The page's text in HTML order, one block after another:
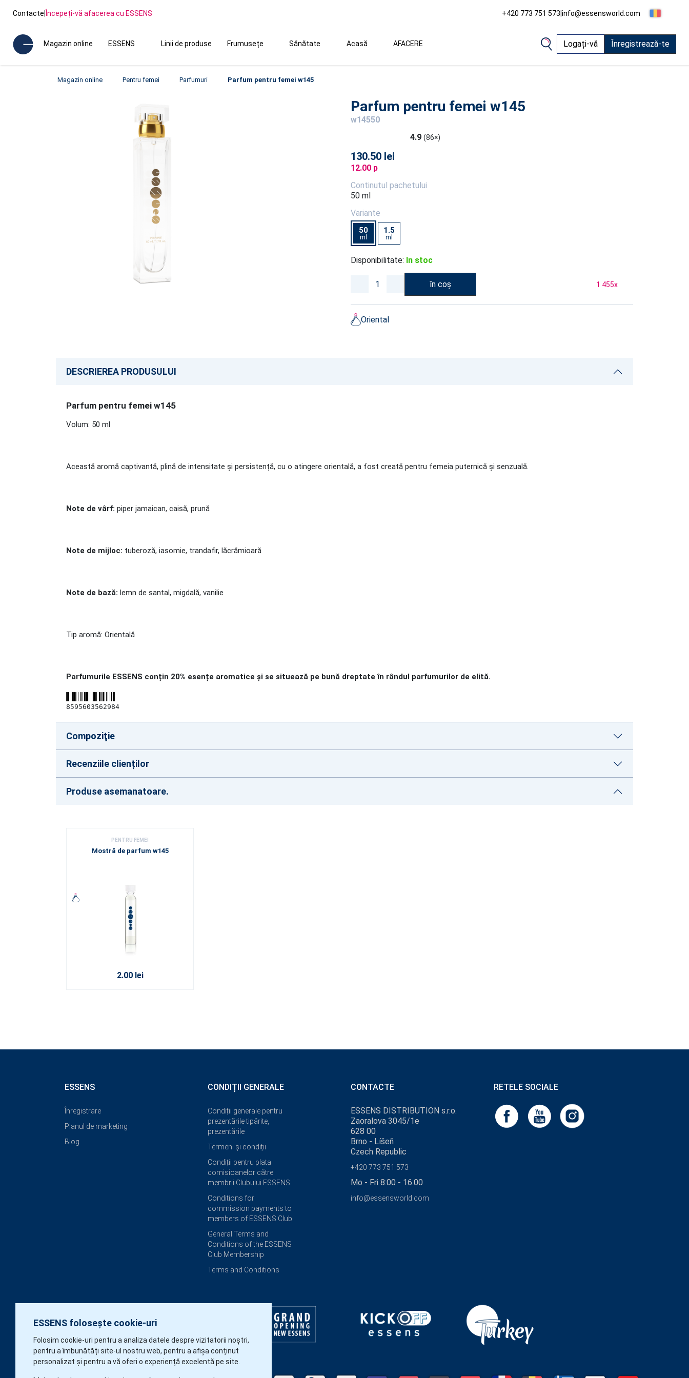
Contacte|Începeți-vă afacerea cu ESSENS +420 773 751 573|info@essensworld.com
Magazin online ESSENS Linii de produse Frumusețe Sănătate Acasă AFACERE Logați-vă Înregistrează-te
Magazin online Pentru femei Parfumuri Parfum pentru femei w145
Parfum pentru femei w145
w14550
4.9 (86×)
130.50 lei
12.00 p
Continutul pachetului
50 ml
Variante
50
ml
1.5
ml
Disponibilitate: In stoc
în coș 1 455x
Oriental
DESCRIEREA PRODUSULUI
Parfum pentru femei w145
Volum: 50 ml
Această aromă captivantă, plină de intensitate și persistență, cu o atingere orientală, a fost creată pentru femeia puternică și senzuală.
Note de vârf: piper jamaican, caisă, prună
Note de mijloc: tuberoză, iasomie, trandafir, lăcrămioară
Note de bază: lemn de santal, migdală, vanilie
Tip aromă: Orientală
Parfumurile ESSENS conțin 20% esențe aromatice și se situează pe bună dreptate în rândul parfumurilor de elită.
8595603562984
Compoziţie
Recenziile clienților
Produse asemanatoare.
PENTRU FEMEI
Mostră de parfum w145
2.00 lei
ESSENS folosește cookie-uri
Folosim cookie-uri pentru a analiza datele despre vizitatorii noștri,
pentru a îmbunătăți site-ul nostru web, pentru a afișa conținut
personalizat și pentru a vă oferi o experiență excelentă pe site.
ESSENS
Înregistrare
Planul de marketing
Blog
CONDIȚII GENERALE
Condiții generale pentru
prezentările tipărite,
prezentările
Termeni și condiții
Condiții pentru plata
comisioanelor către
membrii Clubului ESSENS
Conditions for
commission payments to
members of ESSENS Club
General Terms and
Conditions of the ESSENS
Club Membership
Terms and Conditions
CONTACTE
ESSENS DISTRIBUTION s.r.o.
Zaoralova 3045/1e
628 00
Brno - Líšeň
Czech Republic
+420 773 751 573
Mo - Fri 8:00 - 16:00
info@essensworld.com
RETELE SOCIALE